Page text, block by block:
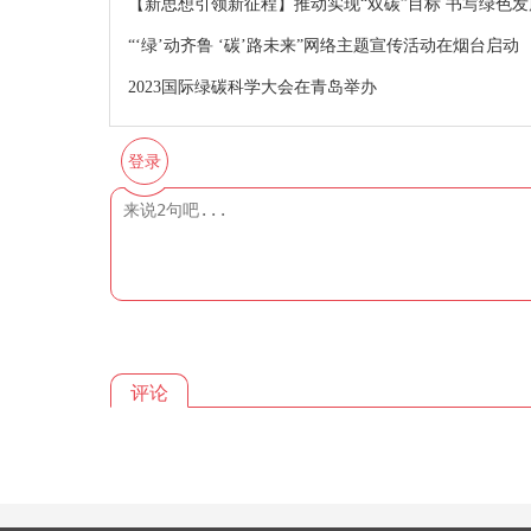
【新思想引领新征程】推动实现“双碳”目标 书写绿色
“‘绿’动齐鲁 ‘碳’路未来”网络主题宣传活动在烟台启动
2023国际绿碳科学大会在青岛举办
登录
评论